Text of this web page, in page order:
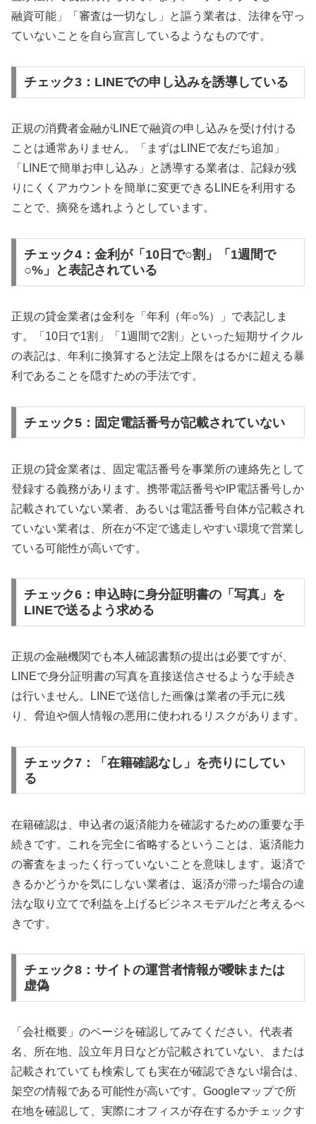
融資可能」「審査は一切なし」と謳う業者は、法律を守っ
ていないことを自ら宣言しているようなものです。
チェック3：LINEでの申し込みを誘導している
正規の消費者金融がLINEで融資の申し込みを受け付ける
ことは通常ありません。「まずはLINEで友だち追加」
「LINEで簡単お申し込み」と誘導する業者は、記録が残
りにくくアカウントを簡単に変更できるLINEを利用する
ことで、摘発を逃れようとしています。
チェック4：金利が「10日で○割」「1週間で
○%」と表記されている
正規の貸金業者は金利を「年利（年○%）」で表記しま
す。「10日で1割」「1週間で2割」といった短期サイクル
の表記は、年利に換算すると法定上限をはるかに超える暴
利であることを隠すための手法です。
チェック5：固定電話番号が記載されていない
正規の貸金業者は、固定電話番号を事業所の連絡先として
登録する義務があります。携帯電話番号やIP電話番号しか
記載されていない業者、あるいは電話番号自体が記載され
ていない業者は、所在が不定で逃走しやすい環境で営業し
ている可能性が高いです。
チェック6：申込時に身分証明書の「写真」を
LINEで送るよう求める
正規の金融機関でも本人確認書類の提出は必要ですが、
LINEで身分証明書の写真を直接送信させるような手続き
は行いません。LINEで送信した画像は業者の手元に残
り、脅迫や個人情報の悪用に使われるリスクがあります。
チェック7：「在籍確認なし」を売りにしてい
る
在籍確認は、申込者の返済能力を確認するための重要な手
続きです。これを完全に省略するということは、返済能力
の審査をまったく行っていないことを意味します。返済で
きるかどうかを気にしない業者は、返済が滞った場合の違
法な取り立てで利益を上げるビジネスモデルだと考えるべ
きです。
チェック8：サイトの運営者情報が曖昧または
虚偽
「会社概要」のページを確認してみてください。代表者
名、所在地、設立年月日などが記載されていない、または
記載されていても検索しても実在が確認できない場合は、
架空の情報である可能性が高いです。Googleマップで所
在地を確認して、実際にオフィスが存在するかチェックす